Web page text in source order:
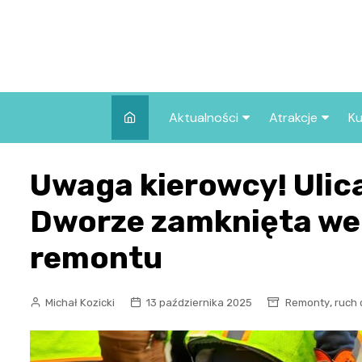
Aktualności
Wszystkie wpisy
Atrakcje
we Wrocławiu
Co warto
Wrocławiu?
Uwaga kierowcy!
Dworze zamknięta
remontu
Michał Kozicki 13 października 2025 Remonty, ruch